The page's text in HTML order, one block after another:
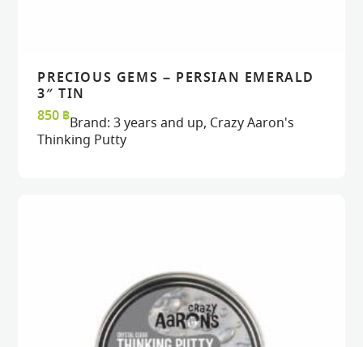
READ MORE
READ MORE
PRECIOUS GEMS – PERSIAN EMERALD
3″ TIN
850 ฿Brand:3 years and up, Crazy Aaron's
Thinking Putty